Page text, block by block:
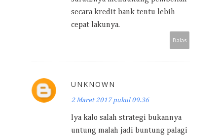
secara kredit bank tentu lebih
cepat lakunya.
Balas
UNKNOWN
2 Maret 2017 pukul 09.36
Iya kalo salah strategi bukannya
untung malah jadi buntung palagi